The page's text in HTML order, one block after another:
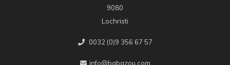
9080
Lochristi
0032 (0)9 356 67 57
info@babazou.com